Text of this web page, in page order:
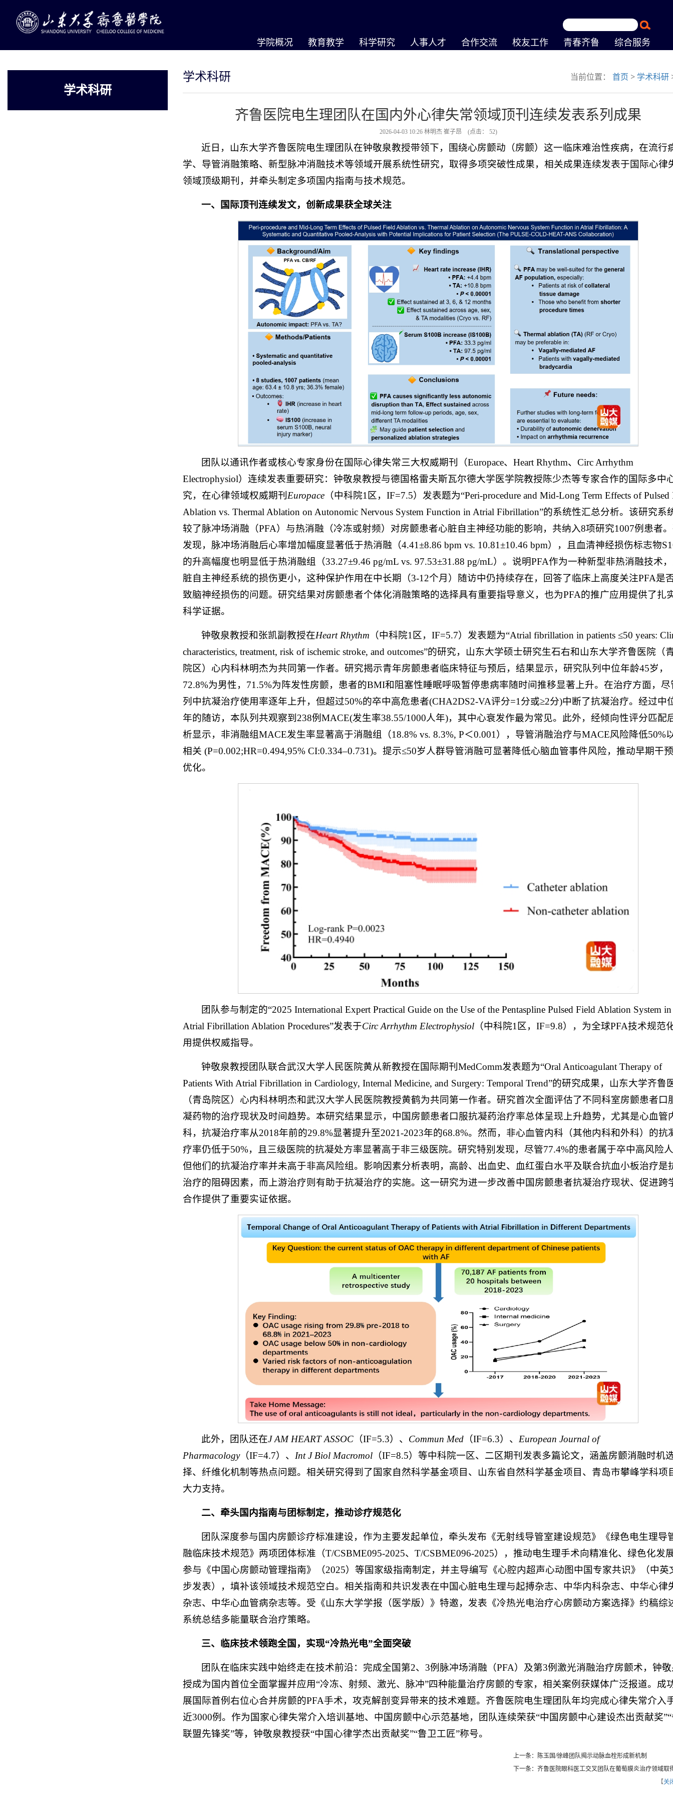
学院概况 教育教学 科学研究 人事人才 合作交流 校友工作 青春齐鲁 综合服务
学术科研
学术科研 当前位置： 首页 > 学术科研
齐鲁医院电生理团队在国内外心律失常领域顶刊连续发表系列成果
2026-04-03 10:26 林明杰 崔子昂 (点击： 52)
近日，山东大学齐鲁医院电生理团队在钟敬泉教授带领下，围绕心房颤动（房颤）这一临床难治性疾病，在流行
学、导管消融策略、新型脉冲消融技术等领域开展系统性研究，取得多项突破性成果，相关成果连续发表于国际心律
领域顶级期刊，并牵头制定多项国内指南与技术规范。
一、国际顶刊连续发文，创新成果获全球关注
团队以通讯作者或核心专家身份在国际心律失常三大权威期刊（Europace、Heart Rhythm、Circ Arrhythm
Electrophysiol）连续发表重要研究：钟敬泉教授与德国格雷夫斯瓦尔德大学医学院教授陈少杰等专家合作的国际多中
究，在心律领域权威期刊 Europace （中科院1区，IF=7.5）发表题为“Peri-procedure and Mid-Long Term Effects of Pulsed
Ablation vs. Thermal Ablation on Autonomic Nervous System Function in Atrial Fibrillation”的系统性汇总分析。该研究系
较了脉冲场消融（PFA）与热消融（冷冻或射频）对房颤患者心脏自主神经功能的影响，共纳入8项研究1007例患者
发现，脉冲场消融后心率增加幅度显著低于热消融（4.41±8.86 bpm vs. 10.81±10.46 bpm），且血清神经损伤标志物
的升高幅度也明显低于热消融组（33.27±9.46 pg/mL vs. 97.53±31.88 pg/mL）。说明PFA作为一种新型非热消融技术
脏自主神经系统的损伤更小，这种保护作用在中长期（3-12个月）随访中仍持续存在，回答了临床上高度关注PFA是
致脑神经损伤的问题。研究结果对房颤患者个体化消融策略的选择具有重要指导意义，也为PFA的推广应用提供了扎
科学证据。
钟敬泉教授和张凯副教授在Heart Rhythm （中科院1区，IF=5.7）发表题为“Atrial fibrillation in patients ≤50 years:
characteristics, treatment, risk of ischemic stroke, and outcomes”的研究，山东大学硕士研究生石右和山东大学齐鲁医院（
院区）心内科林明杰为共同第一作者。研究揭示青年房颤患者临床特征与预后，结果显示，研究队列中位年龄45岁，
72.8%为男性，71.5%为阵发性房颤，患者的BMI和阻塞性睡眠呼吸暂停患病率随时间推移显著上升。在治疗方面，尽
列中抗凝治疗使用率逐年上升，但超过50%的卒中高危患者(CHA2DS2-VA评分=1分或≥2分)中断了抗凝治疗。经过中
年的随访，本队列共观察到238例MACE(发生率38.55/1000人年)，其中心衰发作最为常见。此外，经倾向性评分匹配
析显示，非消融组MACE发生率显著高于消融组（18.8% vs. 8.3%, P＜0.001），导管消融治疗与MACE风险降低50%
相关 (P=0.002;HR=0.494,95% CI:0.334–0.731)。提示≤50岁人群导管消融可显著降低心脑血管事件风险，推动早期干
优化。
团队参与制定的“2025 International Expert Practical Guide on the Use of the Pentaspline Pulsed Field Ablation System in
Atrial Fibrillation Ablation Procedures”发表于Circ Arrhythm Electrophysiol （中科院1区，IF=9.8），为全球PFA技术规范
用提供权威指导。
钟敬泉教授团队联合武汉大学人民医院黄从新教授在国际期刊MedComm发表题为“Oral Anticoagulant Therapy of
Patients With Atrial Fibrillation in Cardiology, Internal Medicine, and Surgery: Temporal Trend”的研究成果，山东大学齐鲁
（青岛院区）心内科林明杰和武汉大学人民医院教授黄鹤为共同第一作者。研究首次全面评估了不同科室房颤患者口
凝药物的治疗现状及时间趋势。本研究结果显示，中国房颤患者口服抗凝药治疗率总体呈现上升趋势，尤其是心血管
科，抗凝治疗率从2018年前的29.8%显著提升至2021-2023年的68.8%。然而，非心血管内科（其他内科和外科）的抗
疗率仍低于50%，且三级医院的抗凝处方率显著高于非三级医院。研究特别发现，尽管77.4%的患者属于卒中高风险
但他们的抗凝治疗率并未高于非高风险组。影响因素分析表明，高龄、出血史、血红蛋白水平及联合抗血小板治疗是
治疗的阻碍因素，而上游治疗则有助于抗凝治疗的实施。这一研究为进一步改善中国房颤患者抗凝治疗现状、促进跨
合作提供了重要实证依据。
此外，团队还在J AM HEART ASSOC （IF=5.3）、 Commun Med （IF=6.3）、 European Journal of
Pharmacology（IF=4.7）、 Int J Biol Macromol （IF=8.5）等中科院一区、二区期刊发表多篇论文，涵盖房颤消融时机
择、纤维化机制等热点问题。相关研究得到了国家自然科学基金项目、山东省自然科学基金项目、青岛市攀峰学科项
大力支持。
二、牵头国内指南与团标制定，推动诊疗规范化
团队深度参与国内房颤诊疗标准建设，作为主要发起单位，牵头发布《无射线导管室建设规范》《绿色电生理导
融临床技术规范》两项团体标准（T/CSBME095-2025、T/CSBME096-2025），推动电生理手术向精准化、绿色化发
参与《中国心房颤动管理指南》（2025）等国家级指南制定，并主导编写《心腔内超声心动图中国专家共识》（中英
步发表），填补该领域技术规范空白。相关指南和共识发表在中国心脏电生理与起搏杂志、中华内科杂志、中华心律
杂志、中华心血管病杂志等。受《山东大学学报（医学版）》特邀，发表《冷热光电治疗心房颤动方案选择》约稿综
系统总结多能量联合治疗策略。
三、临床技术领跑全国，实现“冷热光电”全面突破
团队在临床实践中始终走在技术前沿：完成全国第2、3例脉冲场消融（PFA）及第3例激光消融治疗房颤术，钟
授成为国内首位全面掌握并应用“冷冻、射频、激光、脉冲”四种能量治疗房颤的专家，相关案例获媒体广泛报道。成
展国际首例右位心合并房颤的PFA手术，攻克解剖变异带来的技术难题。齐鲁医院电生理团队年均完成心律失常介入
近3000例。作为国家心律失常介入培训基地、中国房颤中心示范基地，团队连续荣获“中国房颤中心建设杰出贡献奖
联盟先锋奖”等，钟敬泉教授获“中国心律学杰出贡献奖”“鲁卫工匠”称号。
上一条：陈玉国/徐峰团队揭示动脉血栓形成新机制
下一条：齐鲁医院眼科医工交叉团队在葡萄膜炎治疗领域取
【关